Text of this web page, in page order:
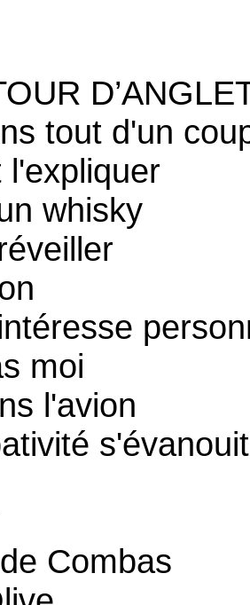
tout d'un
whisky
moi
l'avion
Combas